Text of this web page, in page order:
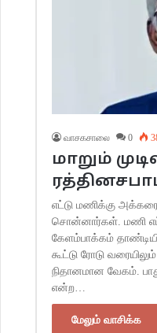
வாசகசாலை 0
மாறும்
எட்டு மணிக்கு
சொன்னார்கள். மணி
கேளம்பாக்கம்
கூட்டு ரோடு
நிதானமான வேகம்.
என்ற…
மேலும் வாசிக்க